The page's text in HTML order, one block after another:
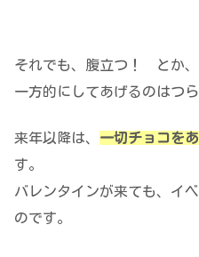
それでも、腹立つ！ とか、
一方的にしてあげるのはつ
来年以降は、 一切チョコを
す。
バレンタインが来ても、イ
のです。